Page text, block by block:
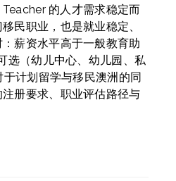
的人才需求稳定而
民职业，也是就业稳定、
薪资水平高于一般教育助
选（幼儿中心、幼儿园、私
计划留学与移民澳洲的同
册要求、职业评估路径与